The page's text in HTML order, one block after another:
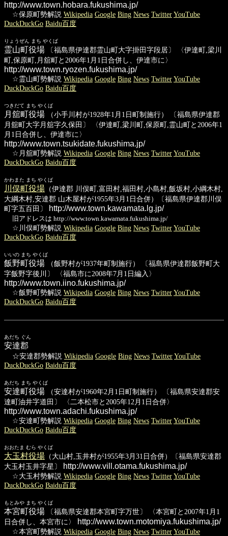
http://www.town.hobara.fukushima.jp/
☆保原町勢解説 Wikipedia Google Bing News Twitter YouTube
DuckDuckGo Baidu百度
りょうぜん まち やくば
霊山町役場 〔福島県伊達郡霊山町大字掛田字段居〕 〈伊達町,梁川
町,保原町,月舘町と2006年1月1日合併し、伊達市に〉
http://www.town.ryozen.fukushima.jp/
☆霊山町勢解説 Wikipedia Google Bing News Twitter YouTube
DuckDuckGo Baidu百度
つきだて まち やくば
月舘町役場 （小手川村が1928年1月1日町制施行） 〔福島県伊達郡
月舘町大字月舘字久保田〕 〈伊達町,梁川町,保原町,霊山町と2006年1
月1日合併し、伊達市に〉
http://www.town.tsukidate.fukushima.jp/
☆月舘町勢解説 Wikipedia Google Bing News Twitter YouTube
DuckDuckGo Baidu百度
かわまた まち やくば
川俣町役場 （伊達郡 川俣町,富田村,福田村,小島村,飯坂村,小綱木村,
大綱木村,安達郡 山木屋村が1955年3月1日合併）〔福島県伊達郡川俣
町字五百田〕
http://www.town.kawamata.lg.jp/
旧アドレスは http://www.town.kawamata.fukushima.jp/
☆川俣町勢解説 Wikipedia Google Bing News Twitter YouTube
DuckDuckGo Baidu百度
いいの まち やくば
飯野町役場 （飯野村が1937年町制施行） 〔福島県伊達郡飯野町大
字飯野字後川〕 〈福島市に2008年7月1日編入〉
http://www.town.iino.fukushima.jp/
☆飯野町勢解説 Wikipedia Google Bing News Twitter YouTube
DuckDuckGo Baidu百度
あだち ぐん
安達郡
☆安達郡勢解説 Wikipedia Google Bing News Twitter YouTube
DuckDuckGo Baidu百度
あだち まち やくば
安達町役場 （安達村が1960年2月1日町制施行） 〔福島県安達郡安
達町油井字道田〕 〈二本松市と2005年12月1日合併〉
http://www.town.adachi.fukushima.jp/
☆安達町勢解説 Wikipedia Google Bing News Twitter YouTube
DuckDuckGo Baidu百度
おおたま むら やくば
大玉村役場 （大山村,玉井村が1955年3月31日合併）〔福島県安達郡
大玉村玉井字星〕
http://www.vill.otama.fukushima.jp/
☆大玉村勢解説 Wikipedia Google Bing News Twitter YouTube
DuckDuckGo Baidu百度
もとみや まち やくば
本宮町役場 〔福島県安達郡本宮町字万世〕 〈本宮町と2007年1月1
日合併し、本宮市に〉
http://www.town.motomiya.fukushima.jp/
☆本宮町勢解説 Wikipedia Google Bing News Twitter YouTube